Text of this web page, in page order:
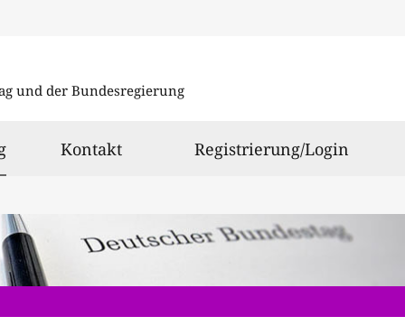
und der Bundesregierung
ausgewählt
Kontakt Registrierung/Login